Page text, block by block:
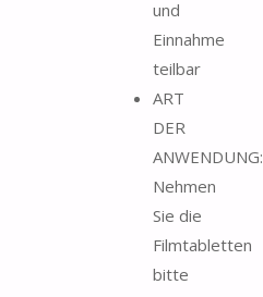
und
Einnahme
teilbar
ART
DER
ANWENDUNG:
Nehmen
Sie die
Filmtabletten
bitte